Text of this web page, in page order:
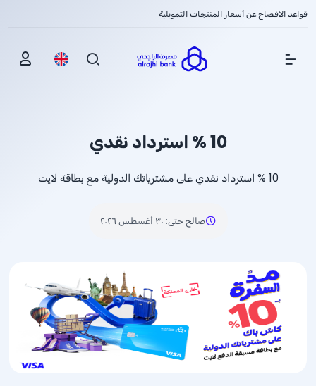
قواعد الافصاح عن أسعار المنتجات التمويلية
Show Menu
% 10 استرداد نقدي
% 10 استرداد نقدي على مشترياتك الدولية مع بطاقة لايت
صالح حتى: ٣٠ أغسطس ٢٠٢٦